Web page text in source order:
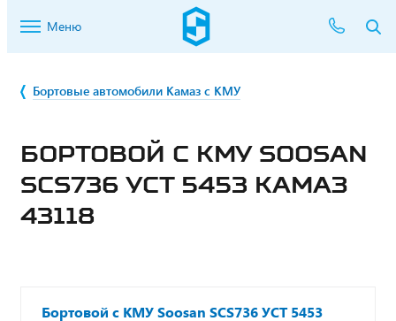
Меню
Бортовые автомобили Камаз с КМУ
БОРТОВОЙ С КМУ SOOSAN
SCS736 УСТ 5453 КАМАЗ
43118
Бортовой с КМУ Soosan SCS736 УСТ 5453